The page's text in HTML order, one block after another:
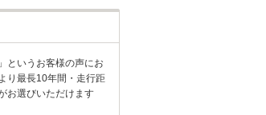
というお客様の声にお
り最長10年間・走行距
お選びいただけます